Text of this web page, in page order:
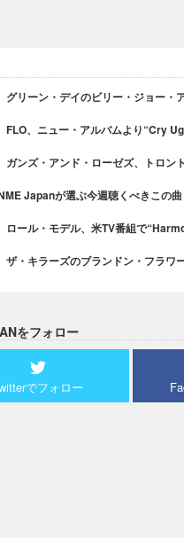
グリーン・デイのビリー・ジョー・
FLO、ニュー・アルバムより“Cry
ガンズ・アンド・ローゼズ、トロン
Japanが選ぶ今週聴くべきこの
ロール・モデル、米TV番組で
ザ・キラーズのブランドン・フラ
をフォロー
でフォロー